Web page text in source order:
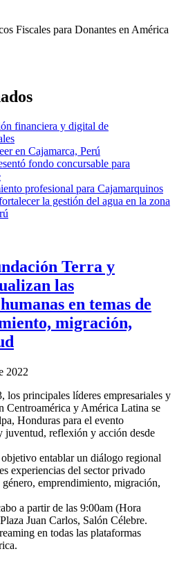
Fiscales para Donantes en América
financiera y digital de
en Cajamarca, Perú
fondo concursable para
profesional para Cajamarquinos
la gestión del agua en la zona
Terra y
las
en temas de
migración,
2022
los principales líderes empresariales y
Centroamérica y América Latina se
Honduras para el evento
juventud, reflexión y acción desde
entablar un diálogo regional
experiencias del sector privado
género, emprendimiento, migración,
a partir de las 9:00am (Hora
Juan Carlos, Salón Célebre.
en todas las plataformas